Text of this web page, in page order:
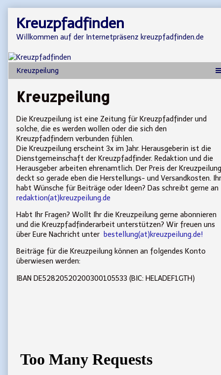
content
Kreuzpfadfinden
Willkommen auf der Internetpräsenz kreuzpfadfinden.de
Kreuzpeilung
Die Kreuzpeilung ist eine Zeitung für Kreuzpfadfinder und
solche, die es werden wollen oder die sich den
Kreuzpfadfindern verbunden fühlen.
Die Kreuzpeilung erscheint 3x im Jahr. Herausgeberin ist die
Dienstgemeinschaft der Kreuzpfadfinder. Redaktion und die
Herausgeber arbeiten ehrenamtlich. Der Preis der Kreuzpeilung
deckt so gerade eben die Herstellungs- und Versandkosten. Ihr
habt Wünsche für Beiträge oder Ideen? Das schreibt gerne an
redaktion(at)kreuzpeilung.de
Habt Ihr Fragen? Wollt Ihr die Kreuzpeilung gerne abonnieren
und die Kreuzpfadfinderarbeit unterstützen? Wir freuen uns
über Eure Nachricht unter bestellung(at)kreuzpeilung.de!
Beiträge für die Kreuzpeilung können an folgendes Konto
überwiesen werden:
IBAN DE52820520200300105533 (BIC: HELADEF1GTH)
Sidebar